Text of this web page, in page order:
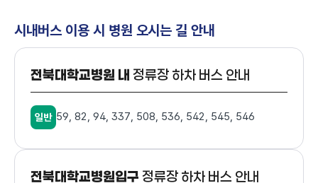
시내버스 이용 시 병원 오시는 길 안내
전북대학교병원 내 정류장 하차 버스 안내
일반 59, 82, 94, 337, 508, 536, 542, 545, 546
전북대학교병원입구 정류장 하차 버스 안내